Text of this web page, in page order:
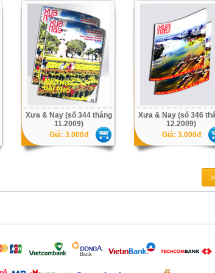
Xưa & Nay (số 344 tháng
11.2009)
Giá: 3.000đ
Xưa & Nay (số 346
12.2009)
Giá: 3.000đ